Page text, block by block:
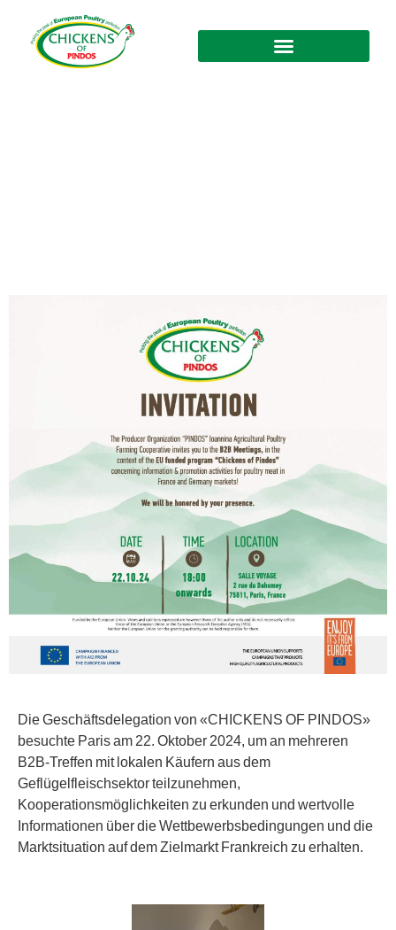
Die Geschäftsdelegation von «CHICKENS OF PINDOS»
besuchte Paris am 22. Oktober 2024, um an mehreren
B2B-Treffen mit lokalen Käufern aus dem
Geflügelfleischsektor teilzunehmen,
Kooperationsmöglichkeiten zu erkunden und wertvolle
Informationen über die Wettbewerbsbedingungen und die
Marktsituation auf dem Zielmarkt Frankreich zu erhalten.